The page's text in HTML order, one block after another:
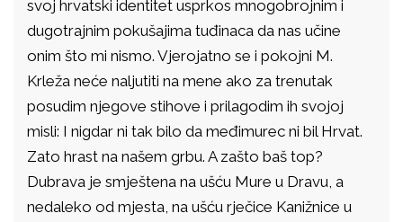
svoj hrvatski identitet usprkos mnogobrojnim i
dugotrajnim pokušajima tuđinaca da nas učine
onim što mi nismo. Vjerojatno se i pokojni M.
Krleža neće naljutiti na mene ako za trenutak
posudim njegove stihove i prilagodim ih svojoj
misli: I nigdar ni tak bilo da međimurec ni bil Hrvat.
Zato hrast na našem grbu. A zašto baš top?
Dubrava je smještena na ušću Mure u Dravu, a
nedaleko od mjesta, na ušću rječice Kanižnice u